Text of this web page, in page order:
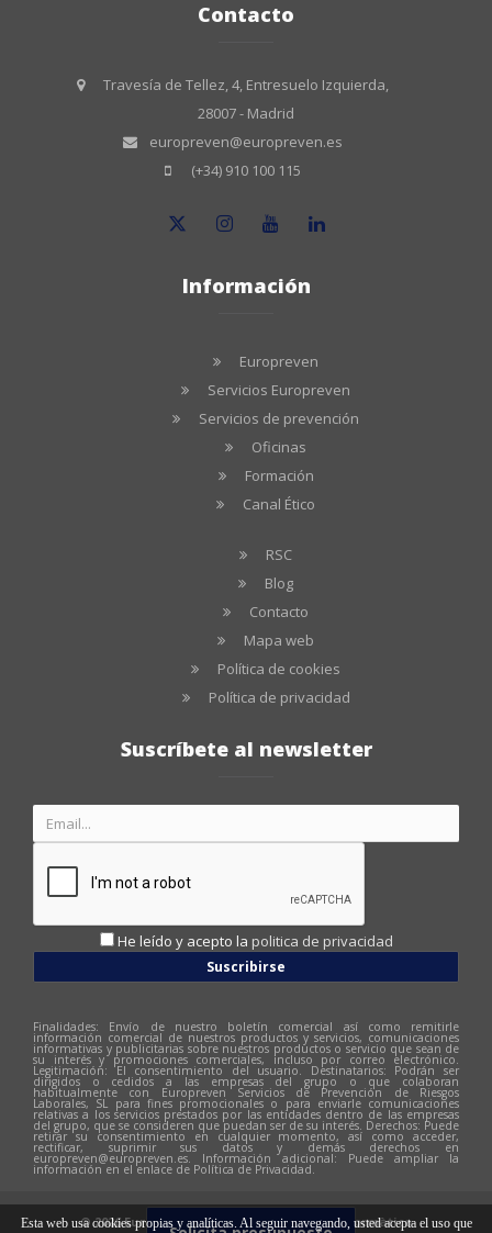
Esta web usa cookies propias y analíticas. Al seguir navegando, usted acepta el uso que
Contacto
Travesía de Tellez, 4, Entresuelo Izquierda,
28007 - Madrid
europreven@europreven.es
(+34) 910 100 115
Información
Europreven
Servicios Europreven
Servicios de prevención
Oficinas
Formación
Canal Ético
RSC
Blog
Contacto
Mapa web
Política de cookies
Política de privacidad
Suscríbete al newsletter
He leído y acepto la politica de privacidad
Suscribirse
Finalidades: Envío de nuestro boletín comercial así como remitirle
información comercial de nuestros productos y servicios, comunicaciones
informativas y publicitarias sobre nuestros productos o servicio que sean de
su interés y promociones comerciales, incluso por correo electrónico.
Legitimación: El consentimiento del usuario. Destinatarios: Podrán ser
dirigidos o cedidos a las empresas del grupo o que colaboran
habitualmente con Europreven Servicios de Prevención de Riesgos
Laborales, SL para fines promocionales o para enviarle comunicaciones
relativas a los servicios prestados por las entidades dentro de las empresas
del grupo, que se consideren que puedan ser de su interés. Derechos: Puede
retirar su consentimiento en cualquier momento, así como acceder,
rectificar, suprimir sus datos y demás derechos en
europreven@europreven.es. Información adicional: Puede ampliar la
información en el enlace de Política de Privacidad.
© 2026 Europreven | Diseño web: Hitech Informàtica